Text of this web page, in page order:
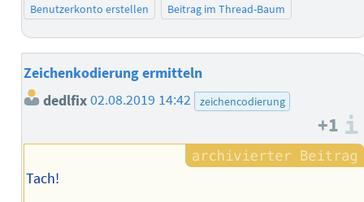
Benutzerkonto erstellen
Beitrag im Thread-Baum
Zeichenkodierung ermitteln
dedlfix02.08.2019 14:42 zeichencodierung
+1
Tach!